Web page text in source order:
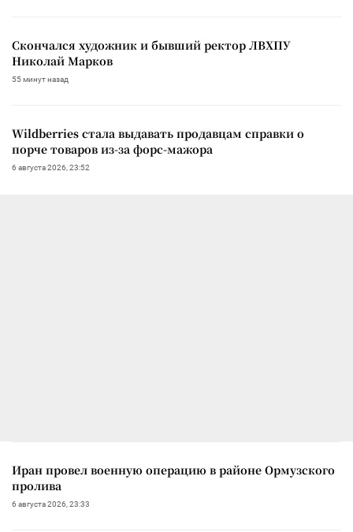
Скончался художник и бывший ректор ЛВХПУ
Николай Марков
55 минут назад
Wildberries стала выдавать продавцам справки о
порче товаров из-за форс-мажора
6 августа 2026, 23:52
Иран провел военную операцию в районе Ормузского
пролива
6 августа 2026, 23:33